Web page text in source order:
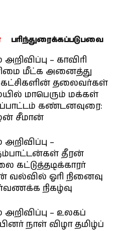
பரிந்துரைக்கப்படுபவை
– காவிரி
மீட்க அனைத்து
கட்சிகளின் தலைவர்கள்
மாபெரும் மக்கள்
கண்டனவுரை:
சீமான்
–
தீரன்
கட்டுத்தடிக்காரர்
ஓரி நினைவு
நிகழ்வு
– உலகப்
நாள் விழா தமிழ்ப்